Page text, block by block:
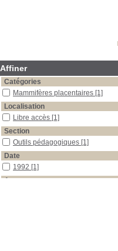
Affiner
Catégories
Mammifères placentaires [1]
Localisation
Libre accès [1]
Section
Outils pédagogiques [1]
Date
1992 [1]
Auteur